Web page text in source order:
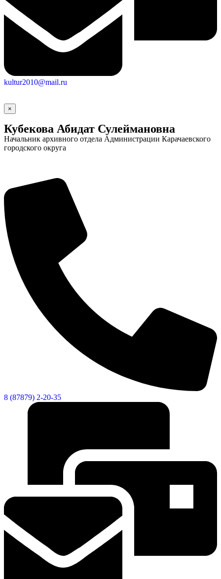
kultur2010@mail.ru
×
Кубекова Абидат Сулеймановна
Начальник архивного отдела Администрации Карачаевского
городского округа
8 (87879) 2-20-35